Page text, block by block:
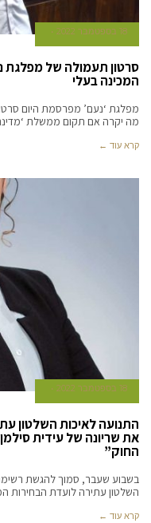
18 בספטמבר 2022
סרטון תעמולה של מפלגת
המכינה בעלי
מפלגת ‘נעם’ מפרסמת היום
מה יקרה אם תקום ממשלת
קרא עוד ←
18 בספטמבר 2022
התנועה לאיכות השלטון
את שריונה של עידית
החוק”
בשבוע שעבר, סמוך להגשת
השלטון עתירה לועדת הבחירות
קרא עוד ←